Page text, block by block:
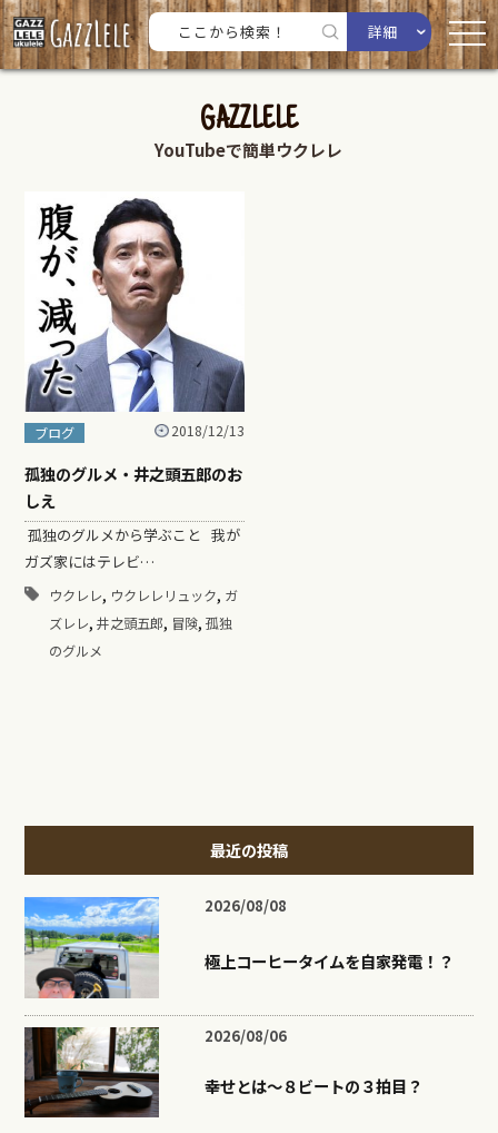
詳細
GAZZLELE
YouTubeで簡単ウクレレ
ブログ 2018/12/13
孤独のグルメ・井之頭五郎のお
しえ
孤独のグルメから学ぶこと 我が
ガズ家にはテレビ…
ウクレレ, ウクレレリュック, ガ
ズレレ, 井之頭五郎, 冒険, 孤独
のグルメ
最近の投稿
2026/08/08
極上コーヒータイムを自家発電！？
2026/08/06
幸せとは〜８ビートの３拍目？